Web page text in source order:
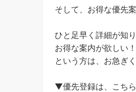
そして、お得な優先
ひと足早く詳細が知り
お得な案内が欲しい！
という方は、お急ぎく
▼優先登録は、こち